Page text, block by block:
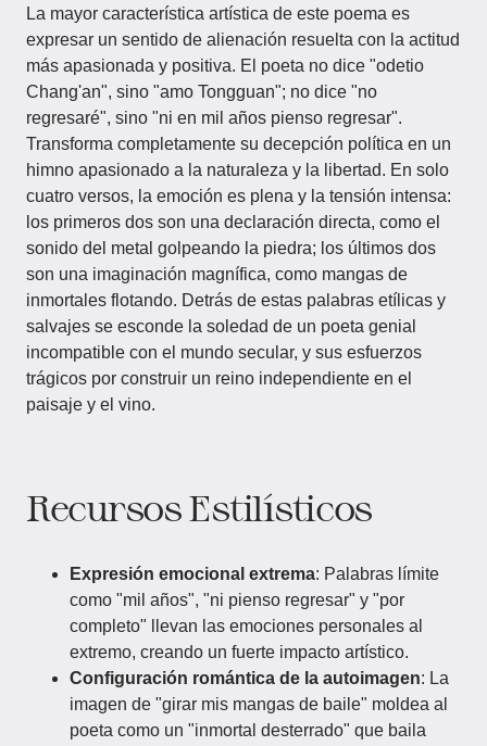
La mayor característica artística de este poema es
expresar un sentido de alienación resuelta con la actitud
más apasionada y positiva. El poeta no dice "odetio
Chang'an", sino "amo Tongguan"; no dice "no
regresaré", sino "ni en mil años pienso regresar".
Transforma completamente su decepción política en un
himno apasionado a la naturaleza y la libertad. En solo
cuatro versos, la emoción es plena y la tensión intensa:
los primeros dos son una declaración directa, como el
sonido del metal golpeando la piedra; los últimos dos
son una imaginación magnífica, como mangas de
inmortales flotando. Detrás de estas palabras etílicas y
salvajes se esconde la soledad de un poeta genial
incompatible con el mundo secular, y sus esfuerzos
trágicos por construir un reino independiente en el
paisaje y el vino.
Recursos Estilísticos
Expresión emocional extrema: Palabras límite
como "mil años", "ni pienso regresar" y "por
completo" llevan las emociones personales al
extremo, creando un fuerte impacto artístico.
Configuración romántica de la autoimagen: La
imagen de "girar mis mangas de baile" moldea al
poeta como un "inmortal desterrado" que baila